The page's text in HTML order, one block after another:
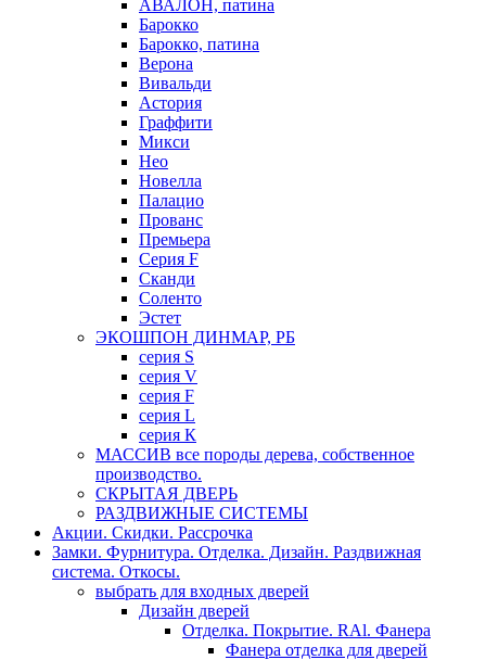
АВАЛОН, патина
Барокко
Барокко, патина
Верона
Вивальди
Астория
Граффити
Микси
Нео
Новелла
Палацио
Прованс
Премьера
Серия F
Сканди
Соленто
Эстет
ЭКОШПОН ДИНМАР, РБ
серия S
серия V
серия F
серия L
серия К
МАССИВ все породы дерева, собственное
производство.
СКРЫТАЯ ДВЕРЬ
РАЗДВИЖНЫЕ СИСТЕМЫ
Акции. Скидки. Рассрочка
Замки. Фурнитура. Отделка. Дизайн. Раздвижная
система. Откосы.
выбрать для входных дверей
Дизайн дверей
Отделка. Покрытие. RAl. Фанера
Фанера отделка для дверей